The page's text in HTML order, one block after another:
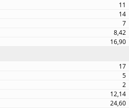
11
14
7
8,42
16,90
17
5
2
12,14
24,60